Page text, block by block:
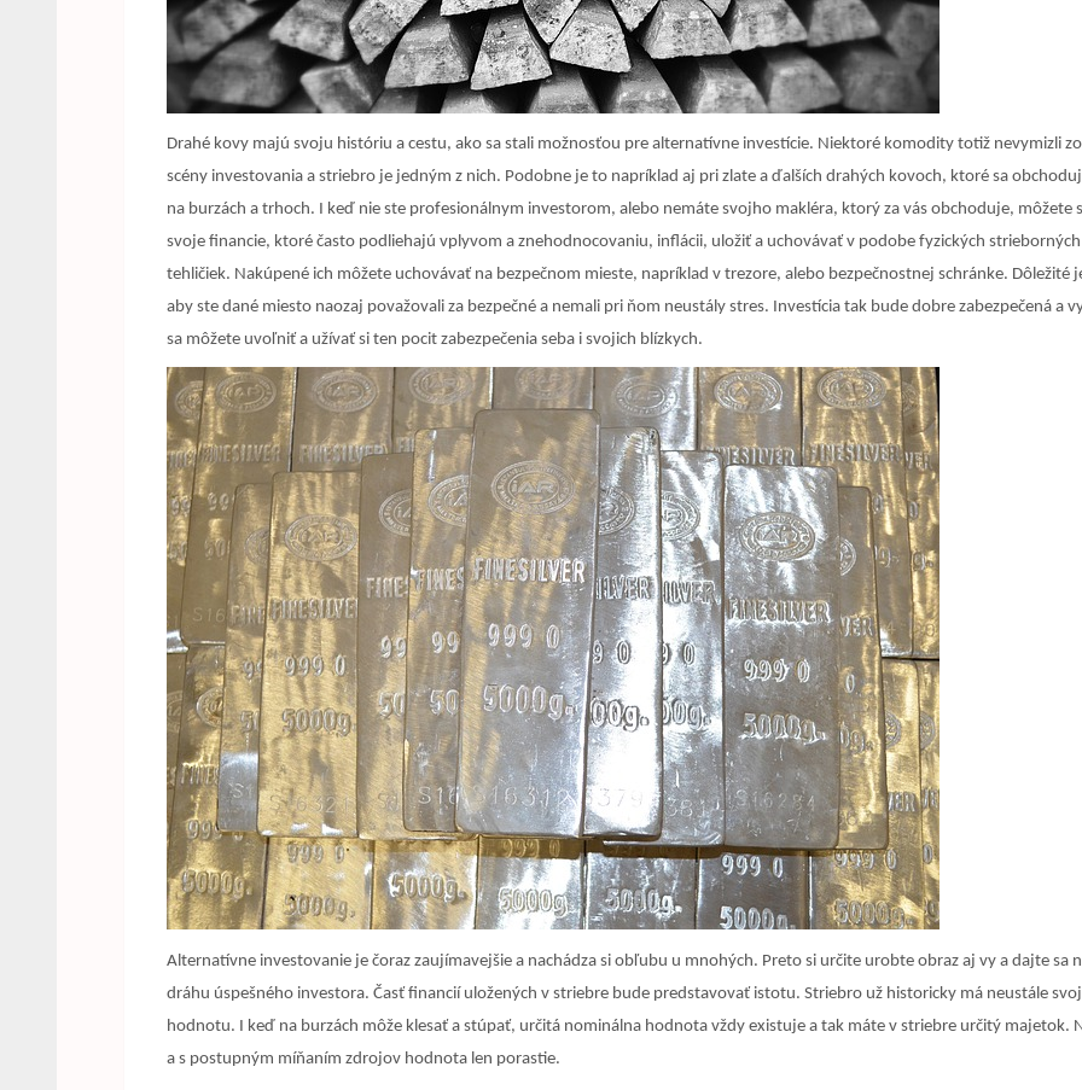
Drahé kovy majú svoju históriu a cestu, ako sa stali možnosťou pre alternatívne investície. Niektoré komodity totiž nevymizli zo
scény investovania a striebro je jedným z nich. Podobne je to napríklad aj pri zlate a ďalších drahých kovoch, ktoré sa
na burzách a trhoch. I keď nie ste profesionálnym investorom, alebo nemáte svojho makléra, ktorý za vás obchoduje, môžete
svoje financie, ktoré často podliehajú vplyvom a znehodnocovaniu, inflácii, uložiť a uchovávať v podobe fyzických strieborných
tehličiek. Nakúpené ich môžete uchovávať na bezpečnom mieste, napríklad v trezore, alebo bezpečnostnej schránke. Dôležité
aby ste dané miesto naozaj považovali za bezpečné a nemali pri ňom neustály stres. Investícia tak bude dobre zabezpečená a
sa môžete uvoľniť a užívať si ten pocit zabezpečenia seba i svojich blízkych.
Alternatívne investovanie je čoraz zaujímavejšie a nachádza si obľubu u mnohých. Preto si určite urobte obraz aj vy a dajte sa
dráhu úspešného investora. Časť financií uložených v striebre bude predstavovať istotu. Striebro už historicky má neustále
hodnotu. I keď na burzách môže klesať a stúpať, určitá nominálna hodnota vždy existuje a tak máte v striebre určitý majetok.
a s postupným míňaním zdrojov hodnota len porastie.